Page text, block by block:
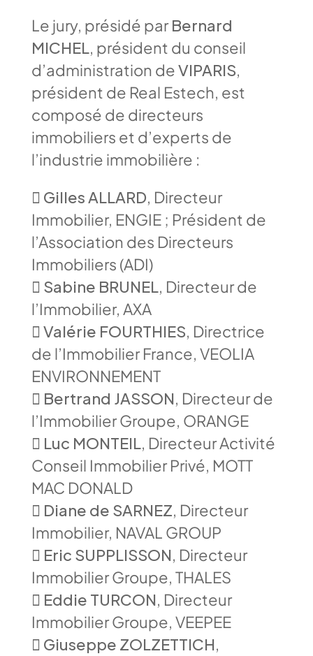
Le jury, présidé parBernard
MICHEL, président du conseil
d’administration deVIPARIS,
président de Real Estech, est
composé de directeurs
immobiliers et d’experts de
l’industrie immobilière :
 Gilles ALLARD, Directeur
Immobilier, ENGIE ; Président de
l’Association des Directeurs
Immobiliers (ADI)
 Sabine BRUNEL, Directeur de
l’Immobilier, AXA
 Valérie FOURTHIES, Directrice
de l’Immobilier France, VEOLIA
ENVIRONNEMENT
 Bertrand JASSON, Directeur de
l’Immobilier Groupe, ORANGE
 Luc MONTEIL, Directeur Activité
Conseil Immobilier Privé, MOTT
MAC DONALD
 Diane de SARNEZ, Directeur
Immobilier, NAVAL GROUP
 Eric SUPPLISSON, Directeur
Immobilier Groupe, THALES
 Eddie TURCON, Directeur
Immobilier Groupe, VEEPEE
 Giuseppe ZOLZETTICH,